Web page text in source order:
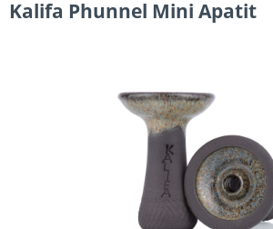
Kalifa Phunnel Mini Apatit